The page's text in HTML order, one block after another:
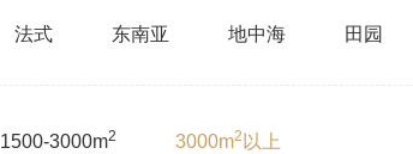
法式 东南亚 地中海 田园
1500-3000m2 3000m2 以上